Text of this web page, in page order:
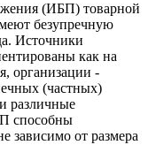
(ИБП) товарной
безупречную
Источники
как на
организации -
(частных)
различные
способны
зависимо от размера